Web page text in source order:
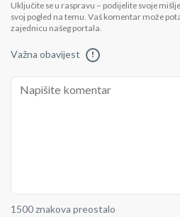
Uključite se u raspravu – podijelite svoje
svoj pogled na temu. Vaš komentar može
zajednicu našeg portala.
Važna obavijest !
1500 znakova preostalo